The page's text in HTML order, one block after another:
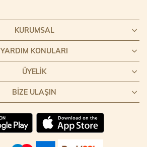
KURUMSAL
YARDIM KONULARI
ÜYELIK
BIZE ULAŞIN